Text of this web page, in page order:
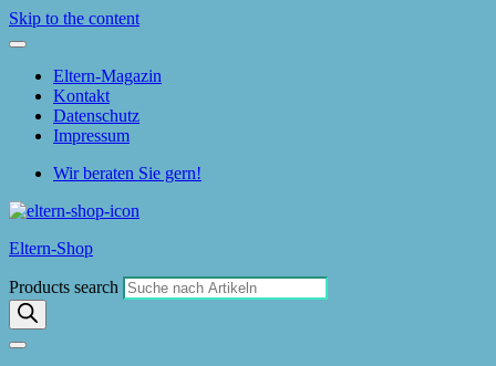
Skip to the content
Eltern-Magazin
Kontakt
Datenschutz
Impressum
Wir beraten Sie gern!
Eltern-Shop
Products search